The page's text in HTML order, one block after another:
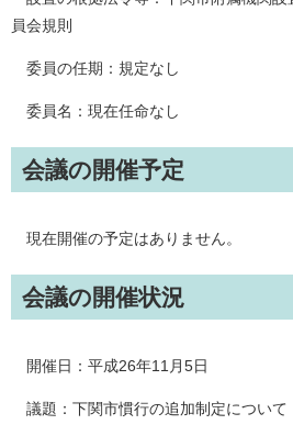
員会規則
委員の任期：規定なし
委員名：現在任命なし
会議の開催予定
現在開催の予定はありません。
会議の開催状況
開催日：平成26年11月5日
議題：下関市慣行の追加制定について